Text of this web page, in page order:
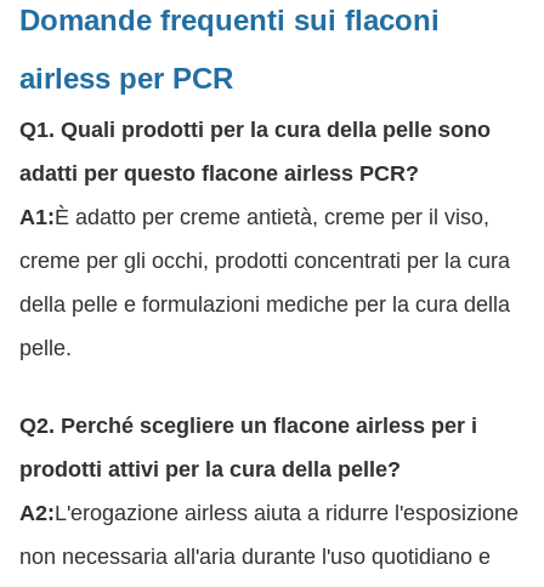
Domande frequenti sui flaconi
airless per PCR
Q1. Quali prodotti per la cura della pelle sono
adatti per questo flacone airless PCR?
A1:È adatto per creme antietà, creme per il viso,
creme per gli occhi, prodotti concentrati per la cura
della pelle e formulazioni mediche per la cura della
pelle.
Q2. Perché scegliere un flacone airless per i
prodotti attivi per la cura della pelle?
A2:L'erogazione airless aiuta a ridurre l'esposizione
non necessaria all'aria durante l'uso quotidiano e